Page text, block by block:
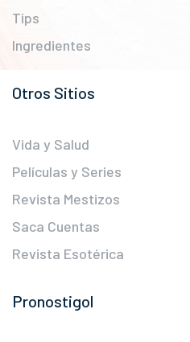
Tips
Ingredientes
Otros Sitios
Vida y Salud
Películas y Series
Revista Mestizos
Saca Cuentas
Revista Esotérica
Pronostigol